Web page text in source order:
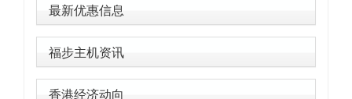
最新优惠信息
福步主机资讯
香港经济动向